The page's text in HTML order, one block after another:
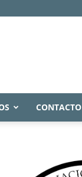
CONTACTO